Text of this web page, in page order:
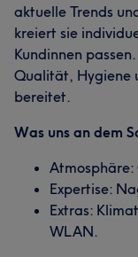
aktuelle Trends
kreiert sie
Kundinnen
Qualität, Hygiene
bereitet.
Was uns an dem
Atmosphäre:
Expertise:
Extras:
WLAN.